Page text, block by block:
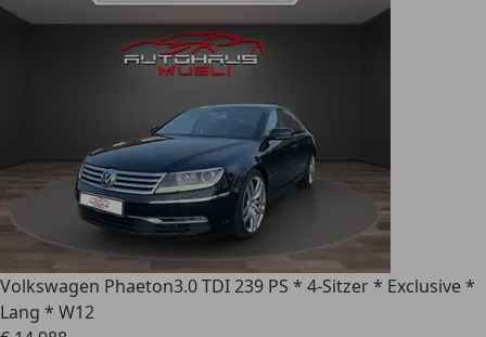
Volkswagen Phaeton3.0 TDI 239 PS * 4-Sitzer * Exclusive *
Lang * W12